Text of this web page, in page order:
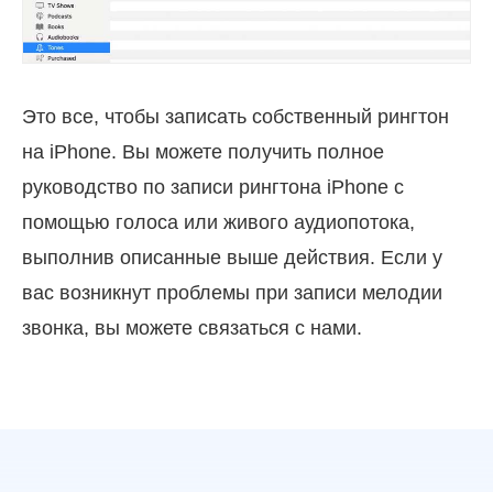
Это все, чтобы записать собственный рингтон
на iPhone. Вы можете получить полное
руководство по записи рингтона iPhone с
помощью голоса или живого аудиопотока,
выполнив описанные выше действия. Если у
вас возникнут проблемы при записи мелодии
звонка, вы можете связаться с нами.